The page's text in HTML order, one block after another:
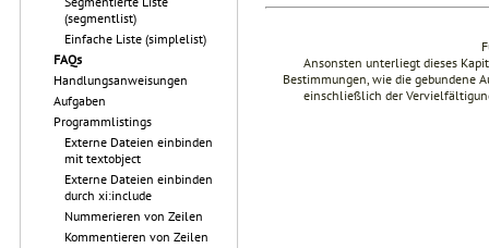
(segmentlist)
Einfache Liste (simplelist)
FAQs
Handlungsanweisungen
Aufgaben
Programmlistings
Externe Dateien einbinden
mit textobject
Externe Dateien einbinden
durch xi:include
Nummerieren von Zeilen
Kommentieren von Zeilen
Ansonsten unterliegt dieses
Bestimmungen, wie die gebundene
einschließlich der